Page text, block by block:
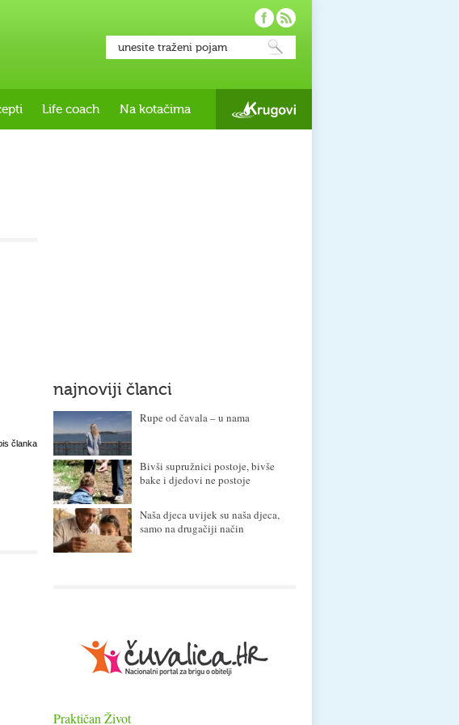
Life coach Na kotačima
članka
najnoviji članci
Rupe od čavala – u nama
Bivši supružnici postoje, bivše
bake i djedovi ne postoje
Naša djeca uvijek su naša djeca,
samo na drugačiji način
Praktičan Život